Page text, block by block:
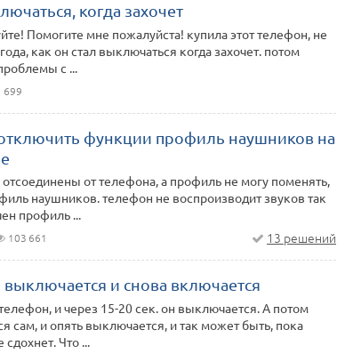
когда захочет
Помогите мне пожалуйста! купила этот телефон, не
как он стал выключаться когда захочет. потом
с ...
699
функции профиль наушников на
от телефона, а профиль не могу поменять,
наушников. телефон не воспроизводит звуков так
профиль ...
103 661 13 решений
и снова включается
и через 15-20 сек. он выключается. А потом
сам, и опять выключается, и так может быть, пока
сдохнет. Что ...